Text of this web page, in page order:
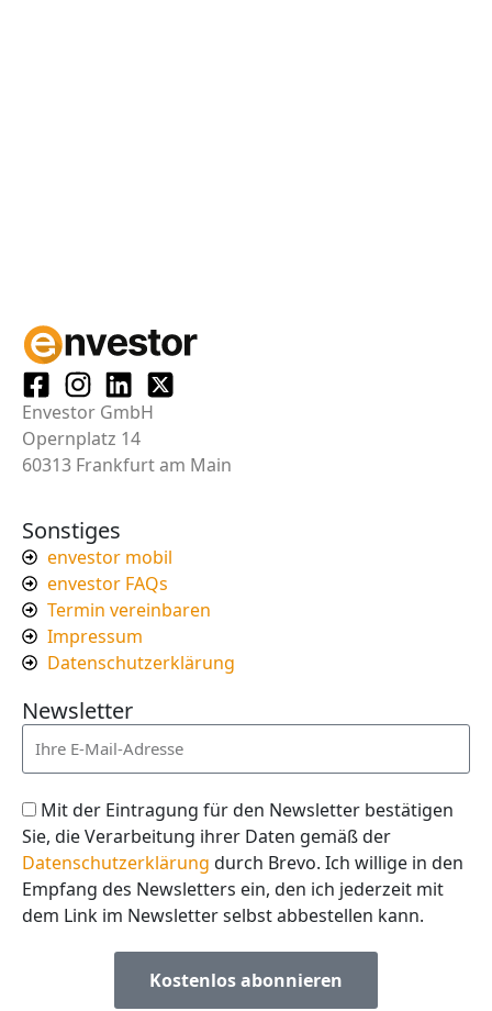
Envestor GmbH
Opernplatz 14
60313 Frankfurt am Main
Sonstiges
envestor mobil
envestor FAQs
Termin vereinbaren
Impressum
Datenschutzerklärung
Newsletter
Mit der Eintragung für den Newsletter bestätigen
Sie, die Verarbeitung ihrer Daten gemäß der
Datenschutzerklärung durch Brevo. Ich willige in den
Empfang des Newsletters ein, den ich jederzeit mit
dem Link im Newsletter selbst abbestellen kann.
Kostenlos abonnieren